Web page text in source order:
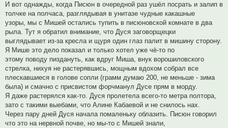
И вот однажды, когда Писюн в очередной раз ушёл посрать и залип в
толчке на полчаса, разглядывая в унитазе чудные какашные
узоры, мы с Мишей остались тупить в писюновской комнате в два
рыла. Тут я обратил внимание, что Дуся заговорщецки
выглядывает из-за кресла и щуря один глаз палит в мишину сторону.
Я Мише это дело показал и только хотел уже чё-то по
этому поводу пиздануть, как вдруг Миша, внук ворошиловского
стрелка, нихуя не растерявшись, мощным вдохом собрал все
плескавшиеся в голове сопли (грамм думаю 200, не меньше - зима
была) и смачно с присвистом форчманул Дусе прям в морду.
Я даже растерялся как-то. Дуся пролетела всего-то метра полтора,
зато с такими выебами, что Алине Кабаевой и не снилось нах.
Через пару дней Дуся начала помаленьку облазить. Писюн говорил
что это на нервной почве, но мы-то с Мишей знали,